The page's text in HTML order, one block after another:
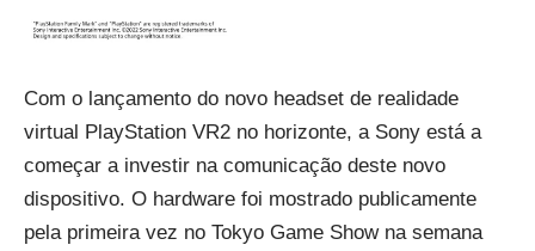
Com o lançamento do novo headset de realidade
virtual PlayStation VR2 no horizonte, a Sony está a
começar a investir na comunicação deste novo
dispositivo. O hardware foi mostrado publicamente
pela primeira vez no Tokyo Game Show na semana